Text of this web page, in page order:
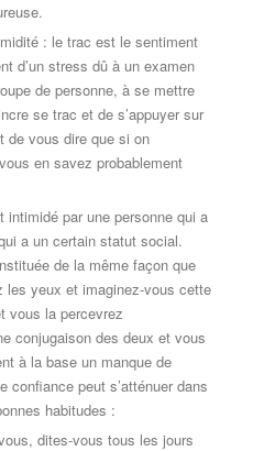
: le trac est le sentiment
d’un stress dû à un examen
de personne, à se mettre
se trac et de s’appuyer sur
de vous dire que si on
en savez probablement
intimidé par une personne qui a
a un certain statut social.
de la même façon que
yeux et imaginez-vous cette
vous la percevrez
conjugaison des deux et vous
à la base un manque de
confiance peut s’atténuer dans
habitudes :
dites-vous tous les jours